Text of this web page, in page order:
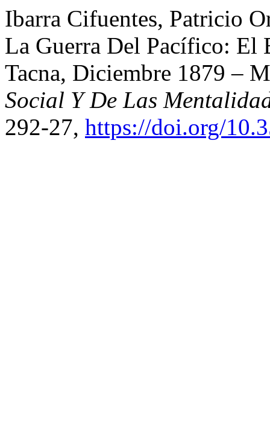
Ibarra Cifuentes, Patricio
La Guerra Del Pacífico: El
Tacna, Diciembre 1879 –
Social Y De Las
292-27, https://doi.org/